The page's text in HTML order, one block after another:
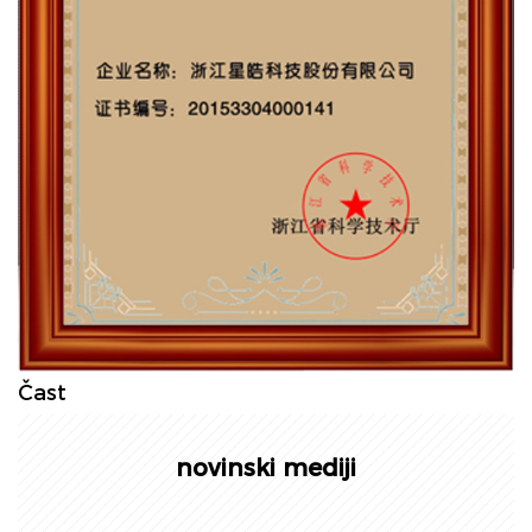
Čast
novinski mediji